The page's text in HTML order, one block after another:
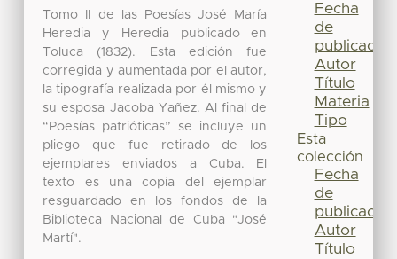
Tomo II de las Poesías José María
Heredia y Heredia publicado en
Toluca (1832). Esta edición fue
corregida y aumentada por el autor,
la tipografía realizada por él mismo y
su esposa Jacoba Yañez. Al final de
“Poesías patrióticas” se incluye un
pliego que fue retirado de los
ejemplares enviados a Cuba. El
texto es una copia del ejemplar
resguardado en los fondos de la
Biblioteca Nacional de Cuba "José
Martí".
Fecha
de
publicación
Autor
Título
Materia
Tipo
Esta
colección
Fecha
de
publicación
Autor
Título